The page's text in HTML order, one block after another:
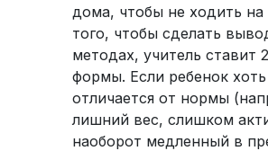
дома, чтобы не ходить на
того, чтобы сделать
методах, учитель ставит
формы. Если ребенок хоть
отличается от нормы
лишний вес, слишком
наоборот медленный в